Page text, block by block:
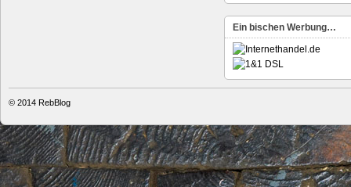
Ein bischen Werbung…
© 2014 RebBlog